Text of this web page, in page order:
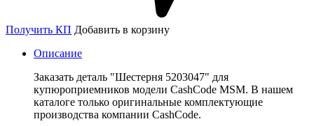
Получить КП Добавить в корзину
Описание
Заказать деталь "Шестерня 5203047" для
купюроприемников модели CashCode MSM. В нашем
каталоге только оригинальные комплектующие
производства компании CashCode.